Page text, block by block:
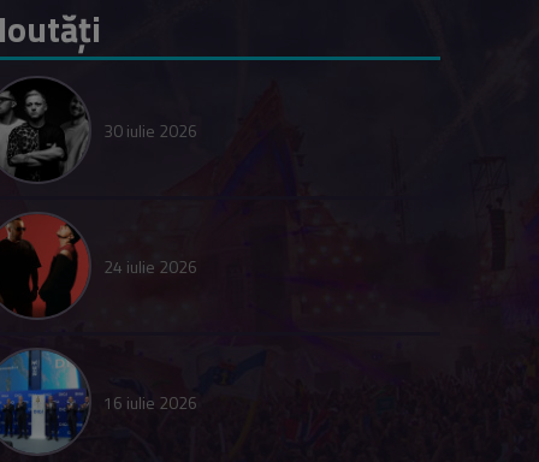
30 iulie 2026
24 iulie 2026
16 iulie 2026